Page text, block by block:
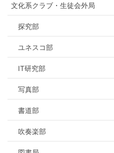
文化系クラブ・生徒会外局
探究部
ユネスコ部
IT研究部
写真部
書道部
吹奏楽部